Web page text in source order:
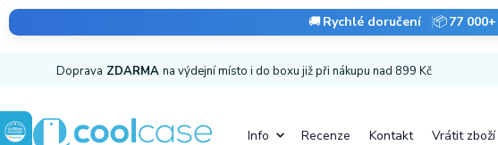
🚚Rychlé doručení 📦77
Doprava ZDARMA na výdejní místo i do boxu již při nákupu nad 899 Kč
Info Recenze Kontakt Vrátit zboží